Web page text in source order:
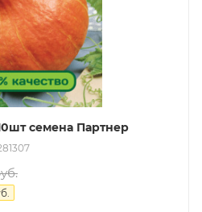
семена Партнер